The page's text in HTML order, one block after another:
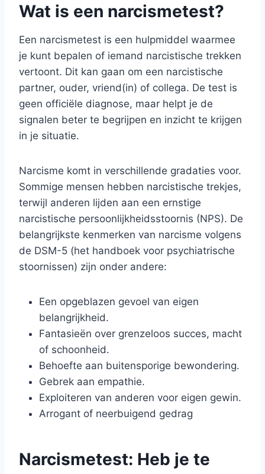
Wat is een narcismetest?
Een narcismetest is een hulpmiddel waarmee
je kunt bepalen of iemand narcistische trekken
vertoont. Dit kan gaan om een narcistische
partner, ouder, vriend(in) of collega. De test is
geen officiële diagnose, maar helpt je de
signalen beter te begrijpen en inzicht te krijgen
in je situatie.
Narcisme komt in verschillende gradaties voor.
Sommige mensen hebben narcistische trekjes,
terwijl anderen lijden aan een ernstige
narcistische persoonlijkheidsstoornis (NPS). De
belangrijkste kenmerken van narcisme volgens
de DSM-5 (het handboek voor psychiatrische
stoornissen) zijn onder andere:
Een opgeblazen gevoel van eigen
belangrijkheid.
Fantasieën over grenzeloos succes, macht
of schoonheid.
Behoefte aan buitensporige bewondering.
Gebrek aan empathie.
Exploiteren van anderen voor eigen gewin.
Arrogant of neerbuigend gedrag
Narcismetest: Heb je te